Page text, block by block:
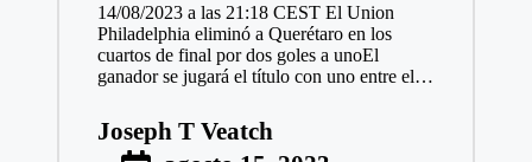
14/08/2023 a las 21:18 CEST El Union
Philadelphia eliminó a Querétaro en los
cuartos de final por dos goles a unoEl
ganador se jugará el título con uno entre el…
Publicado
Joseph T Veatch